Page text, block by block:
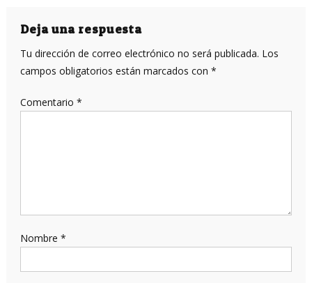
entradas
Deja una respuesta
Tu dirección de correo electrónico no será publicada. Los
campos obligatorios están marcados con *
Comentario *
Nombre *